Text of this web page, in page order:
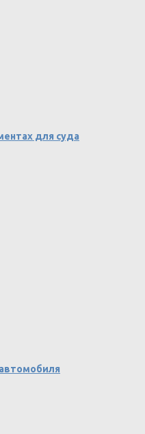
для суда
автомобиля